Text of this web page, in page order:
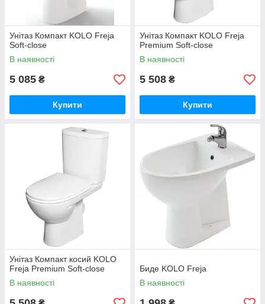
Унітаз Компакт KOLO Freja
Soft-close
В наявності
5 085 ₴
Купити
Унітаз Компакт KOLO Freja
Premium Soft-close
В наявності
5 508 ₴
Купити
Унітаз Компакт косий KOLO
Freja Premium Soft-close
В наявності
Биде KOLO Freja
В наявності